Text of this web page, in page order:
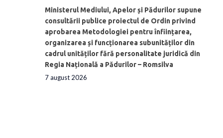
Ministerul Mediului, Apelor și Pădurilor supune
consultării publice proiectul de Ordin privind
aprobarea Metodologiei pentru înființarea,
organizarea și funcționarea subunităților din
cadrul unităților fără personalitate juridică din
Regia Națională a Pădurilor – Romsilva
7 august 2026